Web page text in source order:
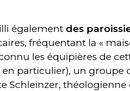
également des
fréquentant la «
les équipières de
particulier), un groupe
Schleinzer,